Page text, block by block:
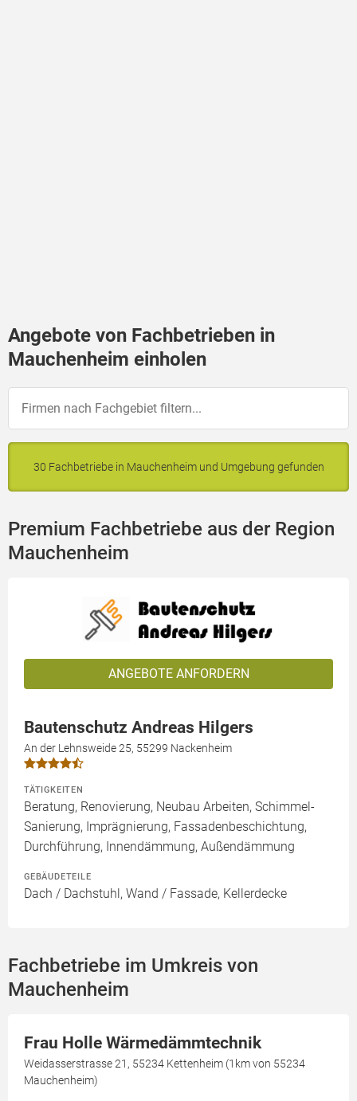
Angebote von Fachbetrieben in
Mauchenheim einholen
30 Fachbetriebe in Mauchenheim und Umgebung gefunden
Premium Fachbetriebe aus der Region
Mauchenheim
ANGEBOTE ANFORDERN
Bautenschutz Andreas Hilgers
An der Lehnsweide 25, 55299 Nackenheim
TÄTIGKEITEN
Beratung, Renovierung, Neubau Arbeiten, Schimmel-
Sanierung, Imprägnierung, Fassadenbeschichtung,
Durchführung, Innendämmung, Außendämmung
GEBÄUDETEILE
Dach / Dachstuhl, Wand / Fassade, Kellerdecke
Fachbetriebe im Umkreis von
Mauchenheim
Frau Holle Wärmedämmtechnik
Weidasserstrasse 21, 55234 Kettenheim (1km von 55234
Mauchenheim)